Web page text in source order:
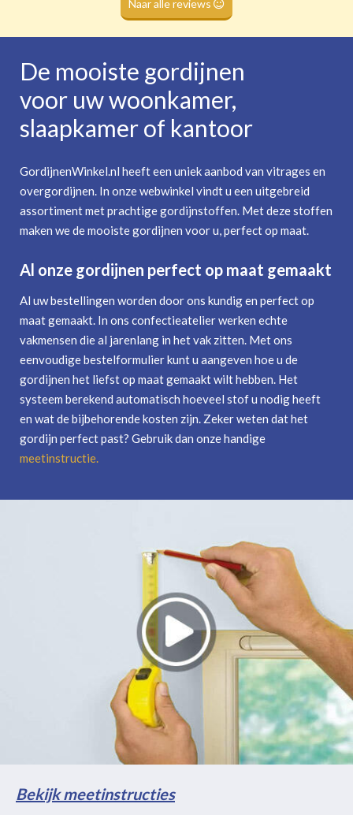
Naar alle reviews
De mooiste gordijnen
voor uw woonkamer,
slaapkamer of kantoor
GordijnenWinkel.nl heeft een uniek aanbod van vitrages en
overgordijnen. In onze webwinkel vindt u een uitgebreid
assortiment met prachtige gordijnstoffen. Met deze stoffen
maken we de mooiste gordijnen voor u, perfect op maat.
Al onze gordijnen perfect op maat gemaakt
Al uw bestellingen worden door ons kundig en perfect op
maat gemaakt. In ons confectieatelier werken echte
vakmensen die al jarenlang in het vak zitten. Met ons
eenvoudige bestelformulier kunt u aangeven hoe u de
gordijnen het liefst op maat gemaakt wilt hebben. Het
systeem berekend automatisch hoeveel stof u nodig heeft
en wat de bijbehorende kosten zijn. Zeker weten dat het
gordijn perfect past? Gebruik dan onze handige
meetinstructie.
Bekijk meetinstructies